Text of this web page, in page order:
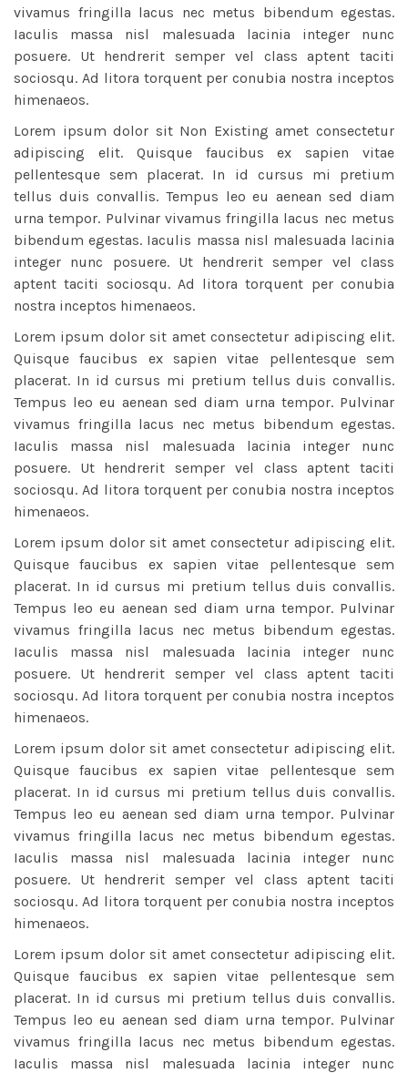
vivamus fringilla lacus nec metus bibendum egestas.
Iaculis massa nisl malesuada lacinia integer nunc
posuere. Ut hendrerit semper vel class aptent taciti
sociosqu. Ad litora torquent per conubia nostra inceptos
himenaeos.
Lorem ipsum dolor sit Non Existing amet consectetur
adipiscing elit. Quisque faucibus ex sapien vitae
pellentesque sem placerat. In id cursus mi pretium
tellus duis convallis. Tempus leo eu aenean sed diam
urna tempor. Pulvinar vivamus fringilla lacus nec metus
bibendum egestas. Iaculis massa nisl malesuada lacinia
integer nunc posuere. Ut hendrerit semper vel class
aptent taciti sociosqu. Ad litora torquent per conubia
nostra inceptos himenaeos.
Lorem ipsum dolor sit amet consectetur adipiscing elit.
Quisque faucibus ex sapien vitae pellentesque sem
placerat. In id cursus mi pretium tellus duis convallis.
Tempus leo eu aenean sed diam urna tempor. Pulvinar
vivamus fringilla lacus nec metus bibendum egestas.
Iaculis massa nisl malesuada lacinia integer nunc
posuere. Ut hendrerit semper vel class aptent taciti
sociosqu. Ad litora torquent per conubia nostra inceptos
himenaeos.
Lorem ipsum dolor sit amet consectetur adipiscing elit.
Quisque faucibus ex sapien vitae pellentesque sem
placerat. In id cursus mi pretium tellus duis convallis.
Tempus leo eu aenean sed diam urna tempor. Pulvinar
vivamus fringilla lacus nec metus bibendum egestas.
Iaculis massa nisl malesuada lacinia integer nunc
posuere. Ut hendrerit semper vel class aptent taciti
sociosqu. Ad litora torquent per conubia nostra inceptos
himenaeos.
Lorem ipsum dolor sit amet consectetur adipiscing elit.
Quisque faucibus ex sapien vitae pellentesque sem
placerat. In id cursus mi pretium tellus duis convallis.
Tempus leo eu aenean sed diam urna tempor. Pulvinar
vivamus fringilla lacus nec metus bibendum egestas.
Iaculis massa nisl malesuada lacinia integer nunc
posuere. Ut hendrerit semper vel class aptent taciti
sociosqu. Ad litora torquent per conubia nostra inceptos
himenaeos.
Lorem ipsum dolor sit amet consectetur adipiscing elit.
Quisque faucibus ex sapien vitae pellentesque sem
placerat. In id cursus mi pretium tellus duis convallis.
Tempus leo eu aenean sed diam urna tempor. Pulvinar
vivamus fringilla lacus nec metus bibendum egestas.
Iaculis massa nisl malesuada lacinia integer nunc